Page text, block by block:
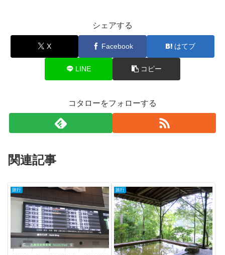
シェアする
X Facebook はてブ
LINE コピー
コタローをフォローする
関連記事
旅行 旅行